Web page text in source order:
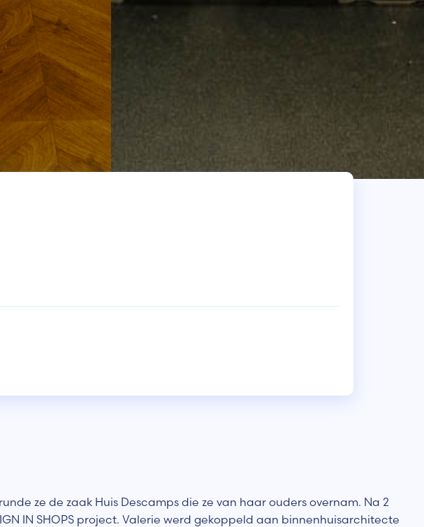
ze de zaak Huis Descamps die ze van haar ouders overnam. Na 2
IN SHOPS project. Valerie werd gekoppeld aan binnenhuisarchitecte